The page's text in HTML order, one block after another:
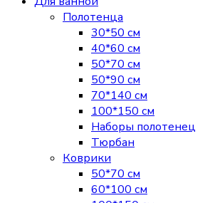
Полотенца
30*50 см
40*60 см
50*70 см
50*90 см
70*140 см
100*150 см
Наборы полотенец
Тюрбан
Коврики
50*70 см
60*100 см